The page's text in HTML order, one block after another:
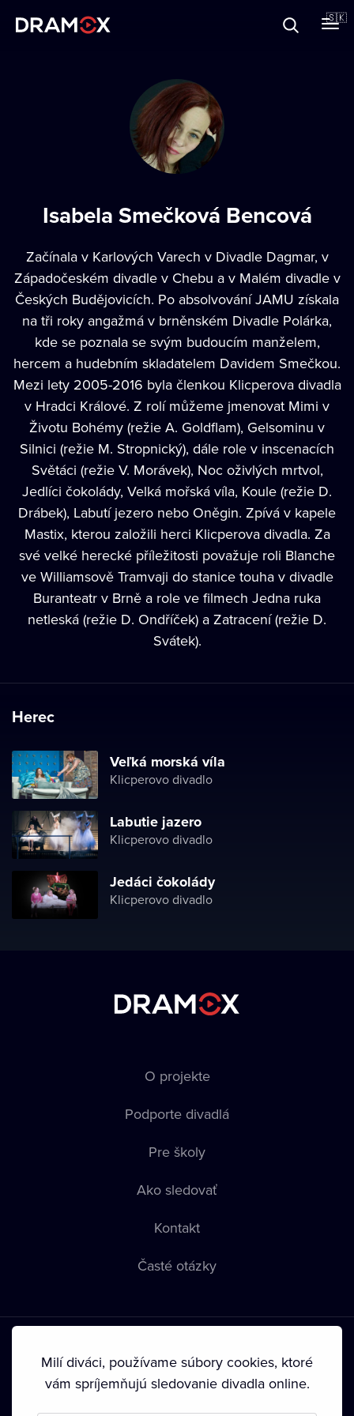
🇸🇰
Isabela Smečková Bencová
Začínala v Karlových Varech v Divadle Dagmar, v
Západočeském divadle v Chebu a v Malém divadle v
Českých Budějovicích. Po absolvování JAMU získala
na tři roky angažmá v brněnském Divadle Polárka,
kde se poznala se svým budoucím manželem,
hercem a hudebním skladatelem Davidem Smečkou.
Mezi lety 2005-2016 byla členkou Klicperova divadla
v Hradci Králové. Z rolí můžeme jmenovat Mimi v
Životu Bohémy (režie A. Goldflam), Gelsominu v
Silnici (režie M. Stropnický), dále role v inscenacích
Světáci (režie V. Morávek), Noc oživlých mrtvol,
Jedlíci čokolády, Velká mořská víla, Koule (režie D.
Drábek), Labutí jezero nebo Oněgin. Zpívá v kapele
Mastix, kterou založili herci Klicperova divadla. Za
své velké herecké příležitosti považuje roli Blanche
ve Williamsově Tramvaji do stanice touha v divadle
Buranteatr v Brně a role ve filmech Jedna ruka
netleská (režie D. Ondříček) a Zatracení (režie D.
Svátek).
Herec
Veľká morská víla
Klicperovo divadlo
Labutie jazero
Klicperovo divadlo
Jedáci čokolády
Klicperovo divadlo
O projekte
Podporte divadlá
Pre školy
Ako sledovať
Kontakt
Časté otázky
Milí diváci, používame súbory cookies, ktoré
vám spríjemňujú sledovanie divadla online.